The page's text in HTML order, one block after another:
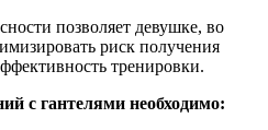
позволяет девушке, во
риск получения
тренировки.
с гантелями необходимо: